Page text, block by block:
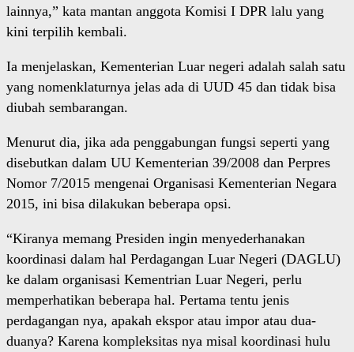
lainnya,” kata mantan anggota Komisi I DPR lalu yang
kini terpilih kembali.
Ia menjelaskan, Kementerian Luar negeri adalah salah satu
yang nomenklaturnya jelas ada di UUD 45 dan tidak bisa
diubah sembarangan.
Menurut dia, jika ada penggabungan fungsi seperti yang
disebutkan dalam UU Kementerian 39/2008 dan Perpres
Nomor 7/2015 mengenai Organisasi Kementerian Negara
2015, ini bisa dilakukan beberapa opsi.
“Kiranya memang Presiden ingin menyederhanakan
koordinasi dalam hal Perdagangan Luar Negeri (DAGLU)
ke dalam organisasi Kementrian Luar Negeri, perlu
memperhatikan beberapa hal. Pertama tentu jenis
perdagangan nya, apakah ekspor atau impor atau dua-
duanya? Karena kompleksitas nya misal koordinasi hulu